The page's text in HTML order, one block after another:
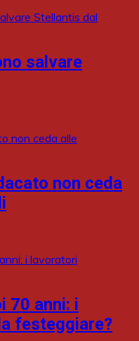
salvare
non ceda
70 anni: i
festeggiare?